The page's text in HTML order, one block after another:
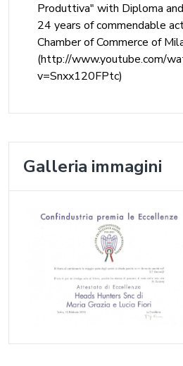
Produttiva" with Diploma
24 years of commendable
Chamber of Commerce of
(http://www.youtube.com/
v=Snxx120FPtc)
Galleria immagini